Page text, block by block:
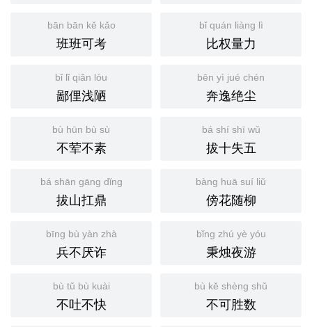
bān bān kě kǎo
班班可考
bǐ quán liàng lì
比权量力
bǐ lǐ qiǎn lòu
鄙俚浅陋
bēn yì jué chén
奔逸绝尘
bù hūn bù sù
不荤不素
bá shí shī wǔ
拔十失五
bá shān gāng dǐng
拔山扛鼎
bàng huā suí liǔ
傍花随柳
bīng bù yàn zhà
兵不厌诈
bǐng zhú yè yóu
秉烛夜游
bù tǔ bù kuài
不吐不快
bù kě shèng shǔ
不可胜数